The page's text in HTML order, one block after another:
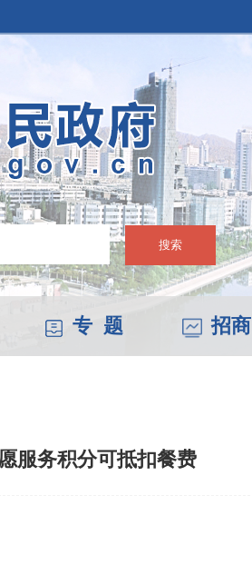
搜索
专 题 招商
服务积分可抵扣餐费